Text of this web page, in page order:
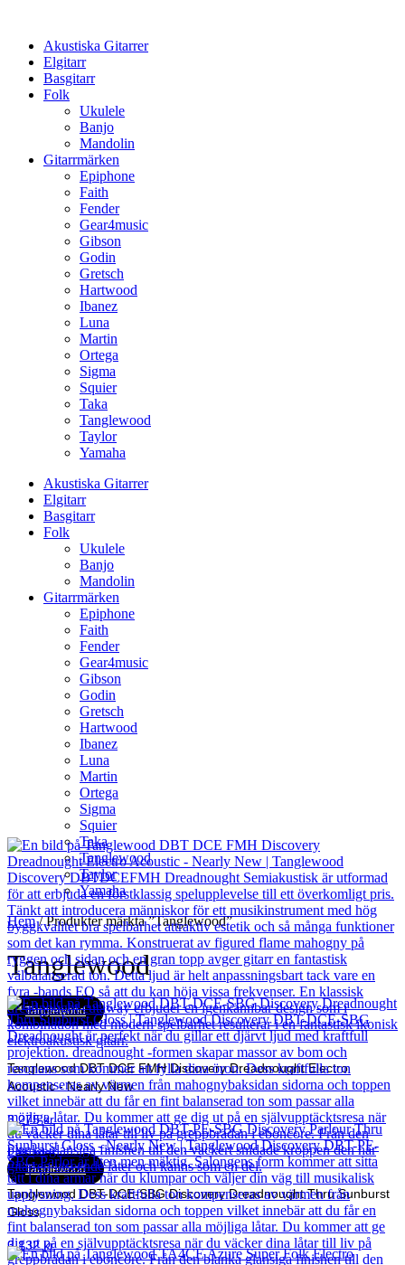
innehållAkustiska Gitarrer
Elgitarr
Basgitarr
Folk
Ukulele
Banjo
Mandolin
Gitarrmärken
Epiphone
Faith
Fender
Gear4music
Gibson
Godin
Gretsch
Hartwood
Ibanez
Luna
Martin
Ortega
Sigma
Squier
Taka
Tanglewood
Taylor
Yamaha
Akustiska Gitarrer
Elgitarr
Basgitarr
Folk
Ukulele
Banjo
Mandolin
Gitarrmärken
Epiphone
Faith
Fender
Gear4music
Gibson
Godin
Gretsch
Hartwood
Ibanez
Luna
Martin
Ortega
Sigma
Squier
Taka
Tanglewood
Taylor
Yamaha
Hem/ Produkter märkta ”Tanglewood”
Tanglewood
Tanglewood
Tanglewood DBT DCE FMH Discovery Dreadnought Electro
Acoustic - Nearly New
3 275kr
Läs mer
Tanglewood
Tanglewood DBT-DCE-SBG Discovery Dreadnought Thru Sunburst
Gloss
3 132kr